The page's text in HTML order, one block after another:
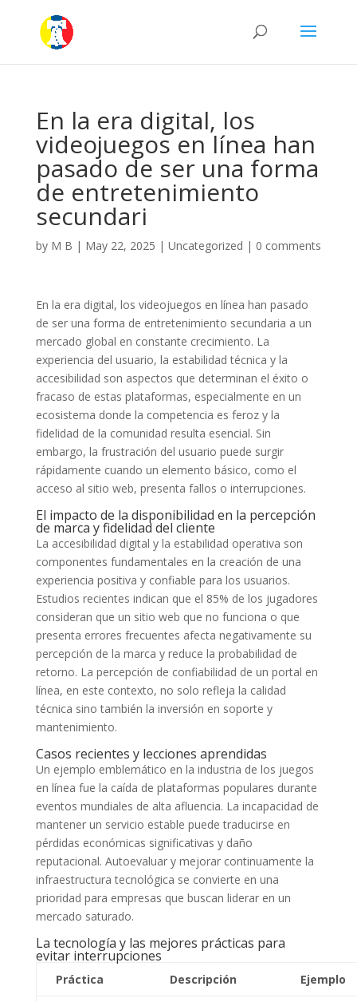
En la era digital, los
videojuegos en línea han
pasado de ser una forma
de entretenimiento
secundari
by M B | May 22, 2025 | Uncategorized | 0 comments
En la era digital, los videojuegos en línea han pasado
de ser una forma de entretenimiento secundaria a un
mercado global en constante crecimiento. La
experiencia del usuario, la estabilidad técnica y la
accesibilidad son aspectos que determinan el éxito o
fracaso de estas plataformas, especialmente en un
ecosistema donde la competencia es feroz y la
fidelidad de la comunidad resulta esencial. Sin
embargo, la frustración del usuario puede surgir
rápidamente cuando un elemento básico, como el
acceso al sitio web, presenta fallos o interrupciones.
El impacto de la disponibilidad en la percepción
de marca y fidelidad del cliente
La accesibilidad digital y la estabilidad operativa son
componentes fundamentales en la creación de una
experiencia positiva y confiable para los usuarios.
Estudios recientes indican que el 85% de los jugadores
consideran que un sitio web que no funciona o que
presenta errores frecuentes afecta negativamente su
percepción de la marca y reduce la probabilidad de
retorno. La percepción de confiabilidad de un portal en
línea, en este contexto, no solo refleja la calidad
técnica sino también la inversión en soporte y
mantenimiento.
Casos recientes y lecciones aprendidas
Un ejemplo emblemático en la industria de los juegos
en línea fue la caída de plataformas populares durante
eventos mundiales de alta afluencia. La incapacidad de
mantener un servicio estable puede traducirse en
pérdidas económicas significativas y daño
reputacional. Autoevaluar y mejorar continuamente la
infraestructura tecnológica se convierte en una
prioridad para empresas que buscan liderar en un
mercado saturado.
La tecnología y las mejores prácticas para
evitar interrupciones
Práctica Descripción Ejemplo